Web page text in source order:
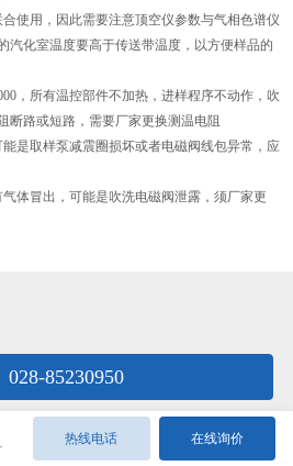
使用，因此需要注意顶空仪参数与气相色谱仪
汽化室温度要高于传送带温度，以方便样品的
，所有温控部件不加热，进样程序不动作，吹
断路或短路，需要厂家更换测温电阻
是取样泵减震圈损坏或者电磁阀线包异常，应
体冒出，可能是吹洗电磁阀泄露，须厂家更
028-85230950
热线电话 在线询价